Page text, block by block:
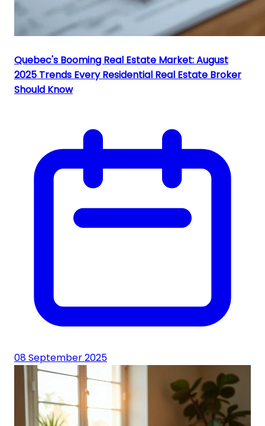
Quebec's Booming Real Estate Market: August
2025 Trends Every Residential Real Estate Broker
Should Know
08 September 2025